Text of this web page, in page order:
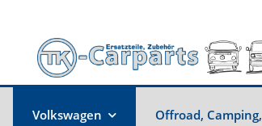
Volkswagen Offroad,